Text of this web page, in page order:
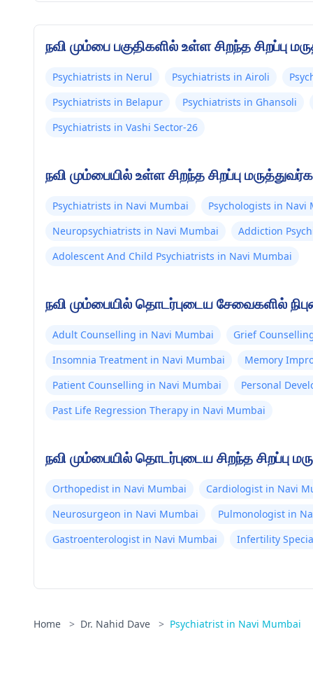
நவி மும்பை பகுதிகளில் உள்ள சிறந்த சிறப்பு
Psychiatrists in Nerul Psychiatrists in Airoli
Psychiatrists in Belapur
Psychiatrists in Ghansoli
Psychiatrists in Vashi Sector-26
நவி மும்பையில் உள்ள சிறந்த சிறப்பு
Psychiatrists in Navi Mumbai Psychologists in Navi
Neuropsychiatrists in Navi Mumbai
Addiction
Adolescent And Child Psychiatrists in Navi Mumbai
நவி மும்பையில் தொடர்புடைய சேவைகளில்
Adult Counselling in Navi Mumbai Grief
Insomnia Treatment in Navi Mumbai
Memory
Patient Counselling in Navi Mumbai
Personal
Past Life Regression Therapy in Navi Mumbai
நவி மும்பையில் தொடர்புடைய சிறந்த சிறப்பு
Orthopedist in Navi Mumbai Cardiologist in Navi
Neurosurgeon in Navi Mumbai
Pulmonologist in
Gastroenterologist in Navi Mumbai
Infertility
Home > Dr. Nahid Dave > Psychiatrist in Navi Mumbai